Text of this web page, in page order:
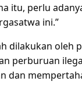
itu, perlu
ini.”
dilakukan oleh
perburuan
dan